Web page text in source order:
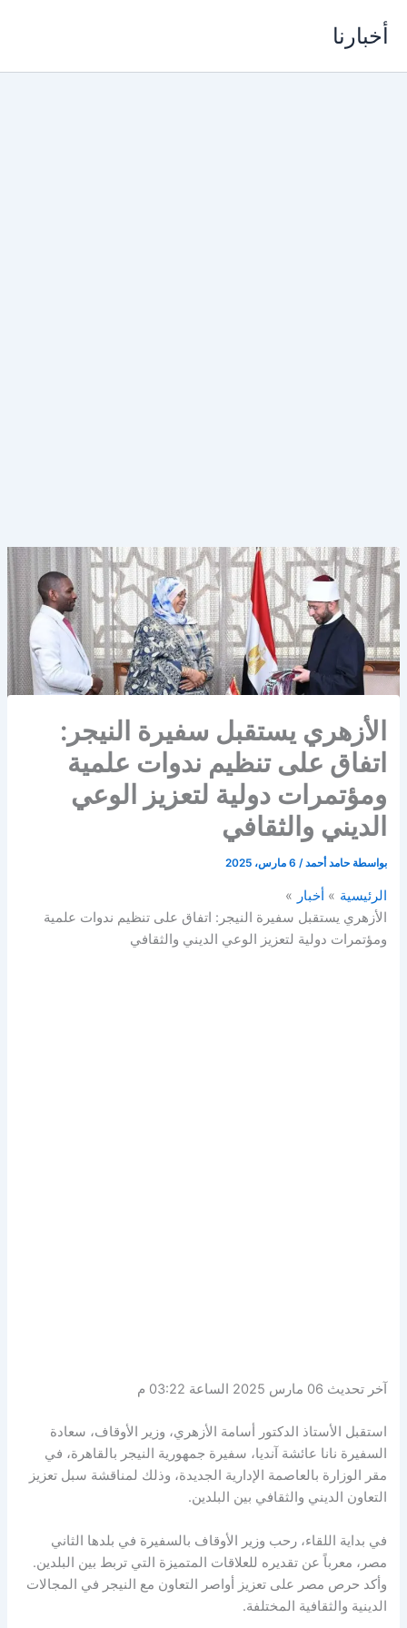
أخبارنا
الأزهري يستقبل سفيرة النيجر:
اتفاق على تنظيم ندوات علمية
ومؤتمرات دولية لتعزيز الوعي
الديني والثقافي
بواسطة حامد أحمد/ 6 مارس، 2025
الرئيسية
أخبار
الأزهري يستقبل سفيرة النيجر: اتفاق على تنظيم ندوات علمية
ومؤتمرات دولية لتعزيز الوعي الديني والثقافي
آخر تحديث 06 مارس 2025 الساعة 03:22 م
استقبل الأستاذ الدكتور أسامة الأزهري، وزير الأوقاف، سعادة
السفيرة نانا عائشة آنديا، سفيرة جمهورية النيجر بالقاهرة، في
مقر الوزارة بالعاصمة الإدارية الجديدة، وذلك لمناقشة سبل تعزيز
التعاون الديني والثقافي بين البلدين.
في بداية اللقاء، رحب وزير الأوقاف بالسفيرة في بلدها الثاني
مصر، معرباً عن تقديره للعلاقات المتميزة التي تربط بين البلدين.
وأكد حرص مصر على تعزيز أواصر التعاون مع النيجر في المجالات
الدينية والثقافية المختلفة.